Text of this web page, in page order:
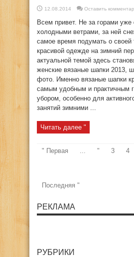
12.08.2014 Оставить
Всем привет. Не за горами уже
холодными ветрами, за ней
самое время подумать о своей
красивой одежде на зимний
актуальной темой здесь
женские вязаные шапки 2013,
фото. Именно вязаные шапки
самым удобным и практичным
убором, особенно для
занятий зимними ...
Читать далее "
" Первая " 3
4
Последняя "
РЕКЛАМА
РУБРИКИ